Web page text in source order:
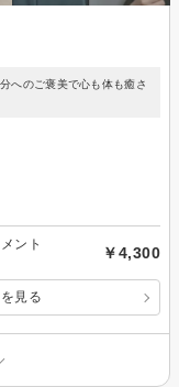
へのご褒美で心も体も癒さ
ント
￥4,300
見る